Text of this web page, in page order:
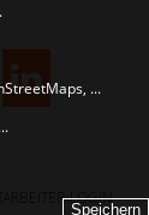
LOGIN
...